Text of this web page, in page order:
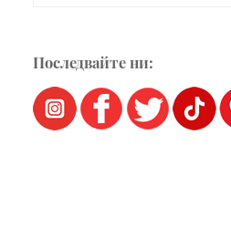
Последвайте ни: